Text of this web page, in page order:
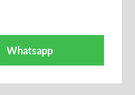
Whatsapp